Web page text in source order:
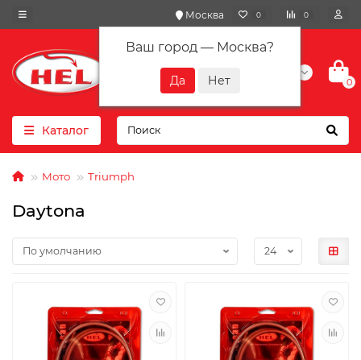
Москва
Ваш город — Москва?
0 0
+7(901) 417-10-01
0
Каталог
Мото Triumph
Daytona